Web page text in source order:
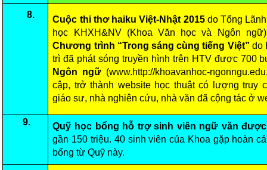
8. Cuộc thi thơ haiku Việt-Nhật 2015 do Tổng
học KHXH&NV (Khoa Văn học và Ngôn
Chương trình “Trong sáng cùng tiếng Việt” do
trì đã phát sóng truyền hình trên HTV được 700
Ngôn ngữ (www.http://khoavanhoc-
cập, trở thành website học thuật có lượng truy
giáo sư, nhà nghiên cứu, nhà văn đã cộng tác ở
9.
Quỹ học bổng hỗ trợ sinh viên ngữ văn
gần 150 triệu. 40 sinh viên của Khoa gặp hoàn
bổng từ Quỹ này.